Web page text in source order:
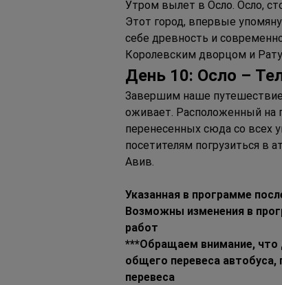
Утром вылет в Осло. Осло,
Этот город, впервые
себе древность и
Королевским дворцом и
День 10: Осло – Т
Завершим наше путешествие
оживает. Расположенный на
перенесенных сюда со всех
посетителям погрузиться в
Авив.
Указанная в программе
Возможны изменения в
работ
***Обращаем внимание, что
общего перевеса
перевеса